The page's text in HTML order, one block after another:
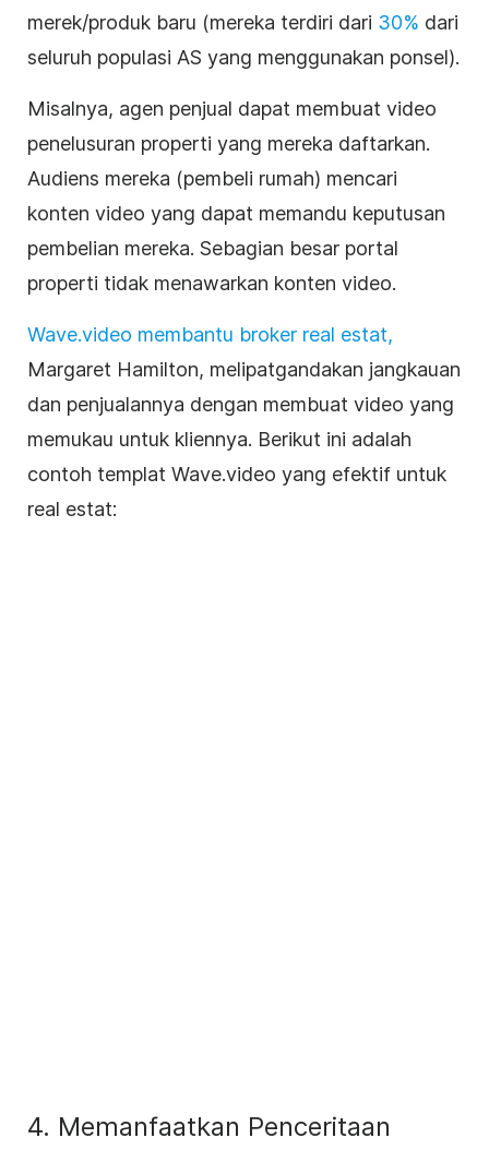
merek/produk baru (mereka terdiri dari 30% dari
seluruh populasi AS yang menggunakan ponsel).
Misalnya, agen penjual dapat membuat video
penelusuran properti yang mereka daftarkan.
Audiens mereka (pembeli rumah) mencari
konten video yang dapat memandu keputusan
pembelian mereka. Sebagian besar portal
properti tidak menawarkan konten video.
Wave.video membantu broker real estat,
Margaret Hamilton, melipatgandakan jangkauan
dan penjualannya dengan membuat video yang
memukau untuk kliennya. Berikut ini adalah
contoh templat Wave.video yang efektif untuk
real estat:
4. Memanfaatkan Penceritaan